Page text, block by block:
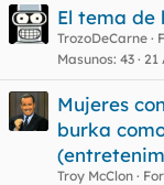
El tema de
TrozoDeCarne
Masunos 43 21
Mujeres
burka
Troy McClon